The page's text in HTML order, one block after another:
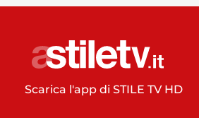
Scarica l'app di STILE TV HD